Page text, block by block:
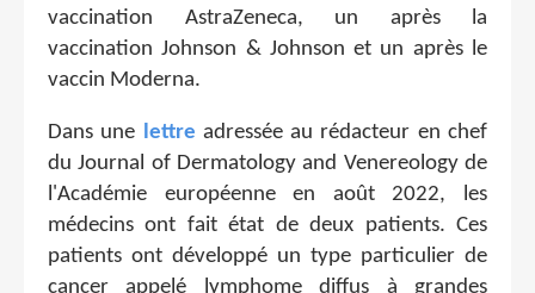
vaccination AstraZeneca, un après la
vaccination Johnson & Johnson et un après le
vaccin Moderna.
Dans une lettre adressée au rédacteur en chef
du Journal of Dermatology and Venereology de
l'Académie européenne en août 2022, les
médecins ont fait état de deux patients. Ces
patients ont développé un type particulier de
cancer appelé lymphome diffus à grandes